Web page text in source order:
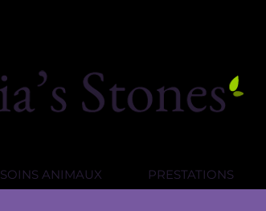
SOINS ANIMAUX PRESTATIONS